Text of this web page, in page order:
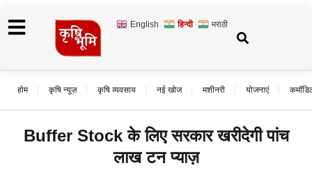
English हिन्दी मराठी
होम कृषि न्यूज़ कृषि व्यवसाय नई खोज मशीनरी योजनाएं
Buffer Stock के लिए सरकार खरीदेगी पांच
लाख टन प्याज़